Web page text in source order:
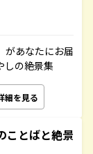
があなたにお届
しの絶景集
細を見る
ことばと絶景